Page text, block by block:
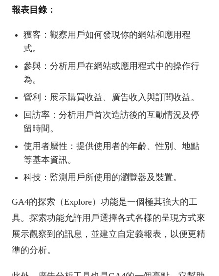
報表目錄：
獲客：觀察用戶如何發現你的網站和應用程
式。
參與：分析用戶在網站或應用程式中的操作行
為。
營利：展示購買收益、廣告收入與訂閱收益。
回訪率：分析用戶首次造訪後的互動情況及停
留時間。
使用者屬性：提供使用者的年齡、性別、地點
等基本資訊。
科技：監測用戶所使用的瀏覽器及裝置。
GA4的探索（Explore）功能是一個極其強大的工
具。探索功能允許用戶選擇各式各樣的呈現方式來
展示觀察到的訊息，並建立自定義報表，以便更精
準的分析。